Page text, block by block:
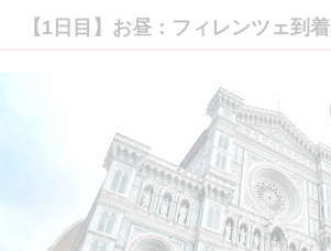
【1日目】お昼：フィレンツェ到着